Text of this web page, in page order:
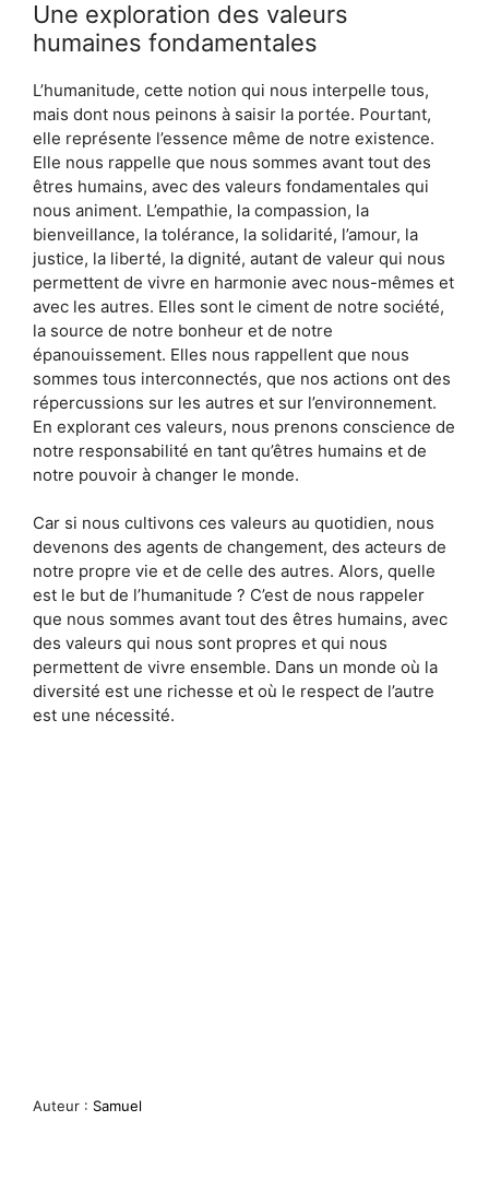
Une exploration des valeurs
humaines fondamentales
L’humanitude, cette notion qui nous interpelle tous,
mais dont nous peinons à saisir la portée. Pourtant,
elle représente l’essence même de notre existence.
Elle nous rappelle que nous sommes avant tout des
êtres humains, avec des valeurs fondamentales qui
nous animent. L’empathie, la compassion, la
bienveillance, la tolérance, la solidarité, l’amour, la
justice, la liberté, la dignité, autant de valeur qui nous
permettent de vivre en harmonie avec nous-mêmes et
avec les autres. Elles sont le ciment de notre société,
la source de notre bonheur et de notre
épanouissement. Elles nous rappellent que nous
sommes tous interconnectés, que nos actions ont des
répercussions sur les autres et sur l’environnement.
En explorant ces valeurs, nous prenons conscience de
notre responsabilité en tant qu’êtres humains et de
notre pouvoir à changer le monde.
Car si nous cultivons ces valeurs au quotidien, nous
devenons des agents de changement, des acteurs de
notre propre vie et de celle des autres. Alors, quelle
est le but de l’humanitude ? C’est de nous rappeler
que nous sommes avant tout des êtres humains, avec
des valeurs qui nous sont propres et qui nous
permettent de vivre ensemble. Dans un monde où la
diversité est une richesse et où le respect de l’autre
est une nécessité.
Auteur : Samuel